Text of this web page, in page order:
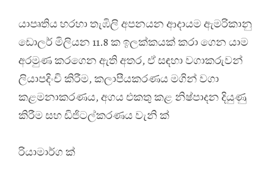
යාපෘතිය හරහා තැඹිලි අපනයන ආදායම ඇමරිකානු
ඩොලර් මිලියන 11.8 ක ඉලක්කයක් කරා ගෙන යාම
අරමුණ කරගෙන ඇති අතර, ඒ සඳහා වගාකරුවන්
ලියාපදිංචි කිරීම, කලාපීයකරණය මගින් වගා
කළමනාකරණය, අගය එකතු කළ නිෂ්පාදන දියුණු
කිරීම සහ ඩිජිටල්කරණය වැනි ක්
රියාමාර්ග ක්